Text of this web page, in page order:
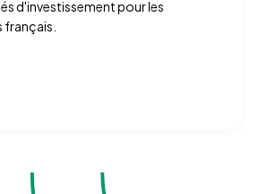
d'investissement pour les